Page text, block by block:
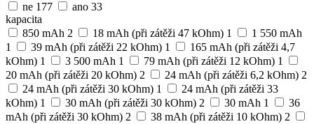
ne 177 ano 33
kapacita
850 mAh 2 18 mAh (při zátěži 47 kOhm) 1
1 550 mAh
1
39 mAh (při zátěži 22 kOhm) 1
165 mAh (při zátěži 4,7
kOhm) 1 3 500 mAh 1 79 mAh (při zátěži 12 kOhm) 1
20 mAh (při zátěži 20 kOhm) 2 24 mAh (při zátěži 6,2 kOhm) 2
24 mAh (při zátěži 30 kOhm) 1
24 mAh (při zátěži 33
kOhm) 1 30 mAh (při zátěži 30 kOhm) 2 30 mAh 1
36
mAh (při zátěži 30 kOhm) 2 38 mAh (při zátěži 10 kOhm) 2